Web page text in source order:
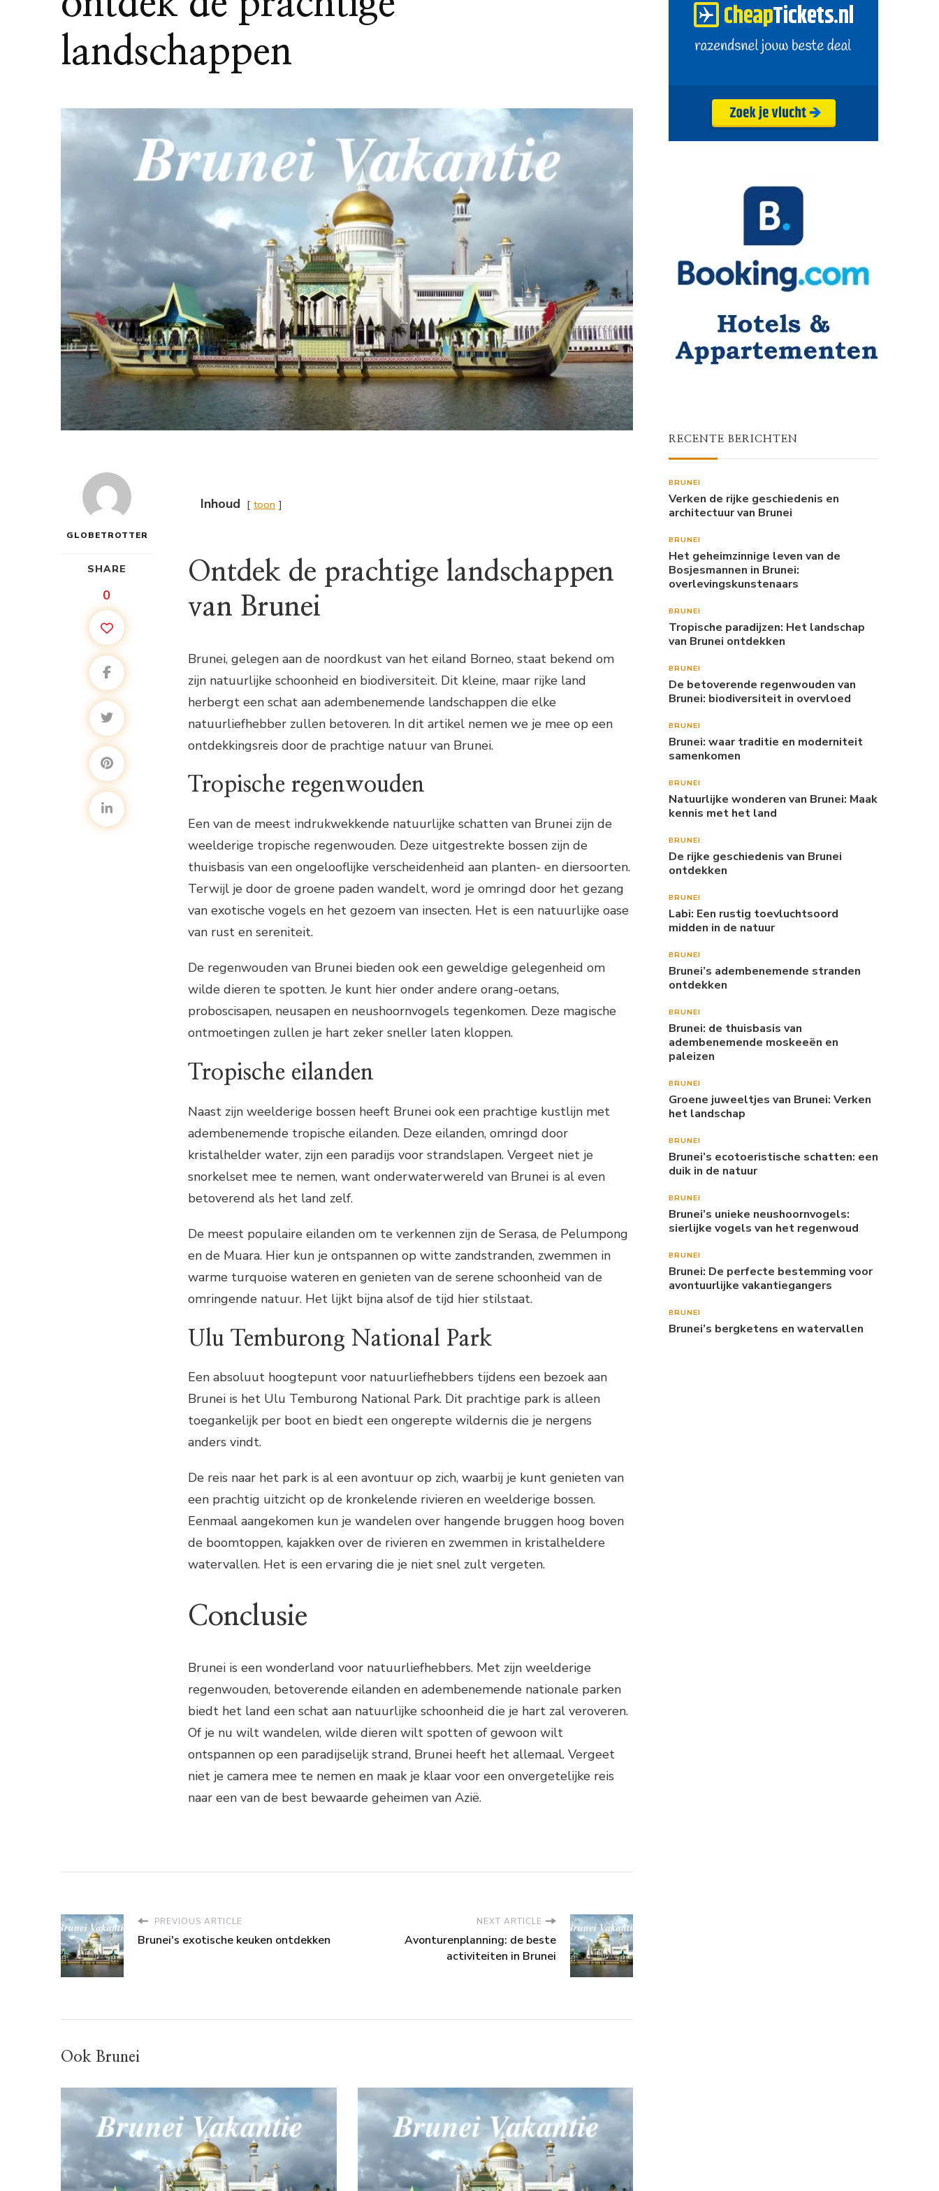
landschappen
GLOBETROTTER
SHARE
0
Inhoud toon
Ontdek de prachtige landschappen
van Brunei
Brunei, gelegen aan de noordkust van het eiland Borneo, staat bekend om
zijn natuurlijke schoonheid en biodiversiteit. Dit kleine, maar rijke land
herbergt een schat aan adembenemende landschappen die elke
natuurliefhebber zullen betoveren. In dit artikel nemen we je mee op een
ontdekkingsreis door de prachtige natuur van Brunei.
Tropische regenwouden
Een van de meest indrukwekkende natuurlijke schatten van Brunei zijn de
weelderige tropische regenwouden. Deze uitgestrekte bossen zijn de
thuisbasis van een ongelooflijke verscheidenheid aan planten- en diersoorten.
Terwijl je door de groene paden wandelt, word je omringd door het gezang
van exotische vogels en het gezoem van insecten. Het is een natuurlijke oase
van rust en sereniteit.
De regenwouden van Brunei bieden ook een geweldige gelegenheid om
wilde dieren te spotten. Je kunt hier onder andere orang-oetans,
proboscisapen, neusapen en neushoornvogels tegenkomen. Deze magische
ontmoetingen zullen je hart zeker sneller laten kloppen.
Tropische eilanden
Naast zijn weelderige bossen heeft Brunei ook een prachtige kustlijn met
adembenemende tropische eilanden. Deze eilanden, omringd door
kristalhelder water, zijn een paradijs voor strandslapen. Vergeet niet je
snorkelset mee te nemen, want onderwaterwereld van Brunei is al even
betoverend als het land zelf.
De meest populaire eilanden om te verkennen zijn de Serasa, de Pelumpong
en de Muara. Hier kun je ontspannen op witte zandstranden, zwemmen in
warme turquoise wateren en genieten van de serene schoonheid van de
omringende natuur. Het lijkt bijna alsof de tijd hier stilstaat.
Ulu Temburong National Park
Een absoluut hoogtepunt voor natuurliefhebbers tijdens een bezoek aan
Brunei is het Ulu Temburong National Park. Dit prachtige park is alleen
toegankelijk per boot en biedt een ongerepte wildernis die je nergens
anders vindt.
De reis naar het park is al een avontuur op zich, waarbij je kunt genieten van
een prachtig uitzicht op de kronkelende rivieren en weelderige bossen.
Eenmaal aangekomen kun je wandelen over hangende bruggen hoog boven
de boomtoppen, kajakken over de rivieren en zwemmen in kristalheldere
watervallen. Het is een ervaring die je niet snel zult vergeten.
Conclusie
Brunei is een wonderland voor natuurliefhebbers. Met zijn weelderige
regenwouden, betoverende eilanden en adembenemende nationale parken
biedt het land een schat aan natuurlijke schoonheid die je hart zal veroveren.
Of je nu wilt wandelen, wilde dieren wilt spotten of gewoon wilt
ontspannen op een paradijselijk strand, Brunei heeft het allemaal. Vergeet
niet je camera mee te nemen en maak je klaar voor een onvergetelijke reis
naar een van de best bewaarde geheimen van Azië.
PREVIOUS ARTICLE
Brunei's exotische keuken ontdekken
NEXT ARTICLE
Avonturenplanning: de beste
activiteiten in Brunei
Ook Brunei
RECENTE BERICHTEN
BRUNEI
Verken de rijke geschiedenis en
architectuur van Brunei
BRUNEI
Het geheimzinnige leven van de
Bosjesmannen in Brunei:
overlevingskunstenaars
BRUNEI
Tropische paradijzen: Het landschap
van Brunei ontdekken
BRUNEI
De betoverende regenwouden van
Brunei: biodiversiteit in overvloed
BRUNEI
Brunei: waar traditie en moderniteit
samenkomen
BRUNEI
Natuurlijke wonderen van Brunei: Maak
kennis met het land
BRUNEI
De rijke geschiedenis van Brunei
ontdekken
BRUNEI
Labi: Een rustig toevluchtsoord
midden in de natuur
BRUNEI
Brunei’s adembenemende stranden
ontdekken
BRUNEI
Brunei: de thuisbasis van
adembenemende moskeeën en
paleizen
BRUNEI
Groene juweeltjes van Brunei: Verken
het landschap
BRUNEI
Brunei’s ecotoeristische schatten: een
duik in de natuur
BRUNEI
Brunei’s unieke neushoornvogels:
sierlijke vogels van het regenwoud
BRUNEI
Brunei: De perfecte bestemming voor
avontuurlijke vakantiegangers
BRUNEI
Brunei’s bergketens en watervallen